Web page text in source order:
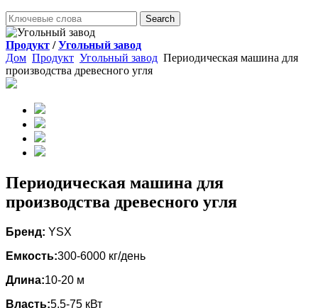
Продукт / Угольный завод
Дом Продукт Угольный завод Периодическая машина для
производства древесного угля
Периодическая машина для
производства древесного угля
Бренд: YSX
Емкость:300-6000 кг/день
Длина:10-20 м
Власть:5.5-75 кВт